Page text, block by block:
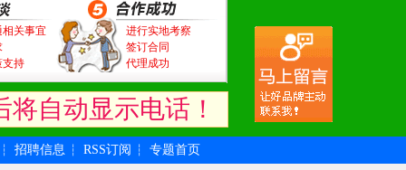
关事宜
支持
进行实地考察
签订合同
代理成功
自动显示电话！
┆ 招聘信息 ┆ RSS订阅 ┆ 专题首页